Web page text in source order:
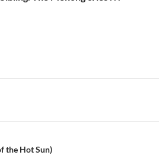
the Hot Sun)